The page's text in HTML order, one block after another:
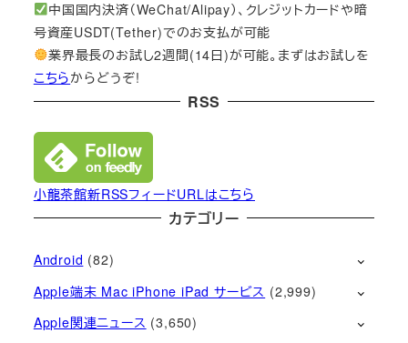
中国国内決済（WeChat/Alipay）、クレジットカードや暗
号資産USDT(Tether)でのお支払が可能
業界最長のお試し2週間(14日)が可能。まずはお試しを
こちらからどうぞ!
RSS
小龍茶館新RSSフィードURLはこちら
カテゴリー
Android (82)
Apple端末 Mac iPhone iPad サービス (2,999)
Apple関連ニュース (3,650)